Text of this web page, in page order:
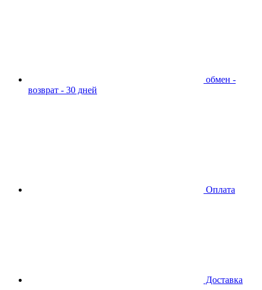
обмен -
возврат - 30 дней
Оплата
Доставка